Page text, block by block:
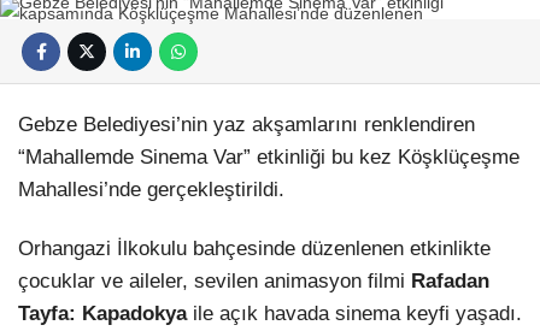
Gebze Belediyesi’nin yaz akşamlarını renklendiren
“Mahallemde Sinema Var” etkinliği bu kez Köşklüçeşme
Mahallesi’nde gerçekleştirildi.
Orhangazi İlkokulu bahçesinde düzenlenen etkinlikte
çocuklar ve aileler, sevilen animasyon filmi Rafadan
Tayfa: Kapadokyaile açık havada sinema keyfi yaşadı.